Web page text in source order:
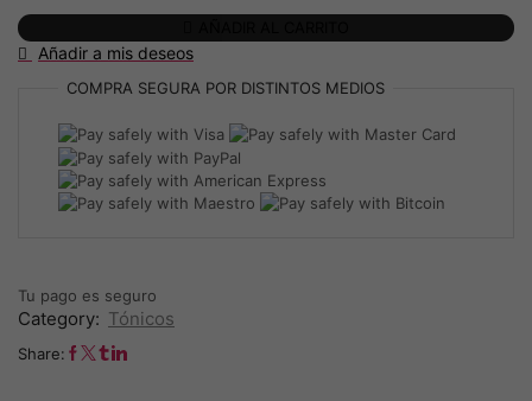
FHOS
de
cantidad
Añadir a mis deseos
COMPRA SEGURA POR DISTINTOS MEDIOS
Tu pago es seguro
Category: Tónicos
Share: